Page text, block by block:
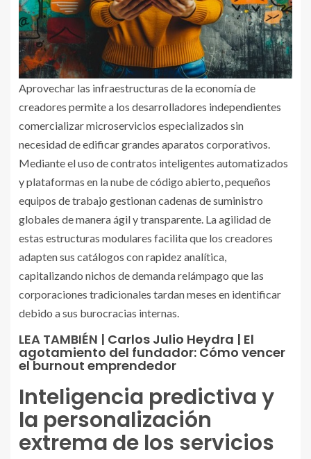
Aprovechar las infraestructuras de la economía de
creadores permite a los desarrolladores independientes
comercializar microservicios especializados sin
necesidad de edificar grandes aparatos corporativos.
Mediante el uso de contratos inteligentes automatizados
y plataformas en la nube de código abierto, pequeños
equipos de trabajo gestionan cadenas de suministro
globales de manera ágil y transparente. La agilidad de
estas estructuras modulares facilita que los creadores
adapten sus catálogos con rapidez analítica,
capitalizando nichos de demanda relámpago que las
corporaciones tradicionales tardan meses en identificar
debido a sus burocracias internas.
LEA TAMBIÉN | Carlos Julio Heydra | El
agotamiento del fundador: Cómo vencer
el burnout emprendedor
Inteligencia predictiva y
la personalización
extrema de los servicios